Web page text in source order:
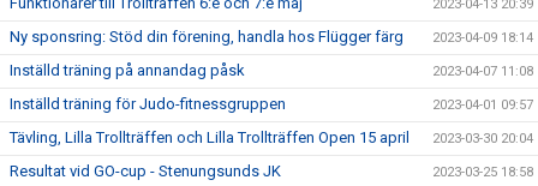
2023-04-13 20:39
Ny sponsring: Stöd din förening, handla hos Flügger färg 2023-04-09 18:14
Inställd träning på annandag påsk 2023-04-07 11:08
Inställd träning för Judo-fitnessgruppen 2023-04-01 09:57
Tävling, Lilla Trollträffen och Lilla Trollträffen Open 15 april 2023-03-30 20:04
Resultat vid GO-cup - Stenungsunds JK 2023-03-25 18:58